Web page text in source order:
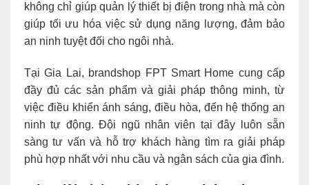
không chỉ giúp quản lý thiết bị điện trong nhà mà còn
giúp tối ưu hóa việc sử dụng năng lượng, đảm bảo
an ninh tuyệt đối cho ngôi nhà.
Tại Gia Lai, brandshop FPT Smart Home cung cấp
đầy đủ các sản phẩm và giải pháp thông minh, từ
việc điều khiển ánh sáng, điều hòa, đến hệ thống an
ninh tự động. Đội ngũ nhân viên tại đây luôn sẵn
sàng tư vấn và hỗ trợ khách hàng tìm ra giải pháp
phù hợp nhất với nhu cầu và ngân sách của gia đình.